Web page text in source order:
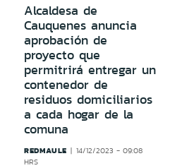
Alcaldesa de
Cauquenes anuncia
aprobación de
proyecto que
permitrirá entregar un
contenedor de
residuos domiciliarios
a cada hogar de la
comuna
REDMAULE
14/12/2023 - 09:08
HRS